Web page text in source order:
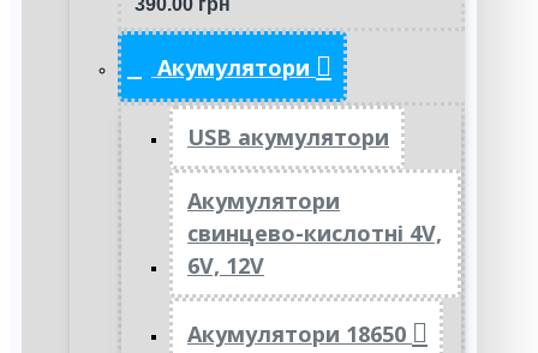
390.00 грн
Акумулятори
USB акумулятори
Акумулятори
свинцево-кислотні 4V,
6V, 12V
Акумулятори 18650